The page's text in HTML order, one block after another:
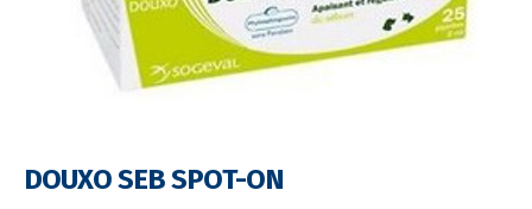
DOUXO SEB SPOT-ON